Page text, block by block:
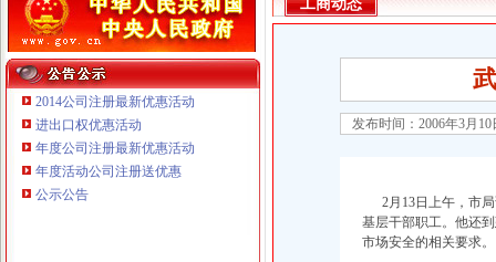
本站导航
2014公司注册最新优惠活动
进出口权优惠活动
年度公司注册最新优惠活动
年度活动公司注册送优惠
公示公告
重庆铭博投资咨询有限公司
工商动态
发布时间：2006年3月
2月13日上午，市局
基层干部职工。他还
市场安全的相关要求